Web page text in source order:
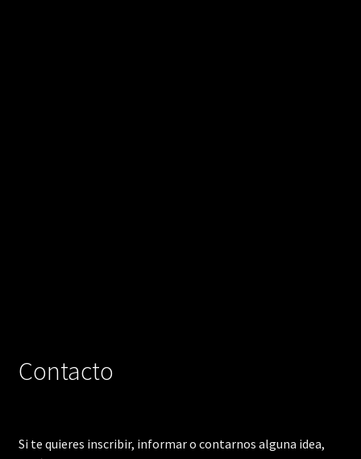
Contacto
Si te quieres inscribir, informar o contarnos alguna idea,